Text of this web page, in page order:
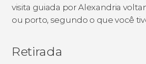
visita guiada por Alexandria
ou porto, segundo o que você
Retirada